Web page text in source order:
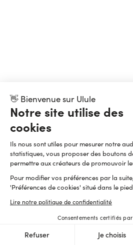
👋 Bienvenue sur Ulule
Notre site utilise des
cookies
Ils nous sont utiles pour mesurer notre
statistiques, vous proposer des boutons
permettre aux créateurs de promouvoir
Pour modifier vos préférences par la
'Préférences de cookies' situé dans le
Lire notre politique de confidentialité
Consentements certifiés par
Refuser Je choisis